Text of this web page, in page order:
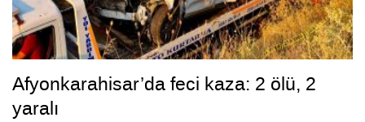
Afyonkarahisar’da feci kaza: 2 ölü, 2
yaralı